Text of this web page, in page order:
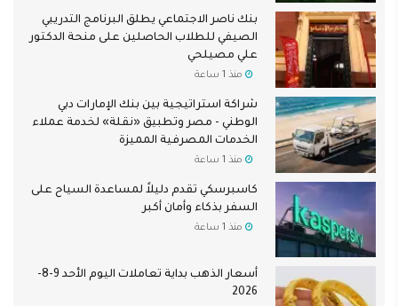
بنك ناصر الاجتماعي يطلق البرنامج التدريبي
الصيفي للطلاب الحاصلين على منحة الدكتور
علي مصيلحي
منذ 1 ساعة
شراكة استراتيجية بين بنك الإمارات دبي
الوطني - مصر وتطبيق «نقلة» لخدمة عملاء
الخدمات المصرفية المميزة
منذ 1 ساعة
كاسبرسكي تقدم دليلاً لمساعدة السياح على
السفر بذكاء وأمان أكبر
منذ 1 ساعة
أسعار الذهب بداية تعاملات اليوم الأحد 9-8-
2026